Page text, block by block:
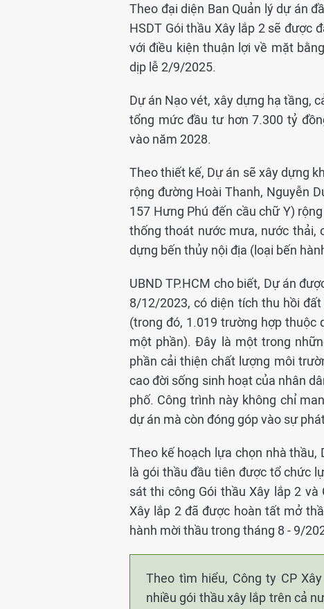
Theo đại diện Ban Quản lý dự án
HSDT Gói thầu Xây lắp 2 sẽ được
với điều kiện thuận lợi về mặt
dịp lễ 2/9/2025.
Dự án Nạo vét, xây dựng hạ tầng,
tổng mức đầu tư hơn 7.300 tỷ
vào năm 2028.
Theo thiết kế, Dự án sẽ xây dựng
rộng đường Hoài Thanh, Nguyễn
157 Hưng Phú đến cầu chữ Y)
thống thoát nước mưa, nước thải,
dựng bến thủy nội địa (loại bến
UBND TP.HCM cho biết, Dự án
8/12/2023, có diện tích thu hồi
(trong đó, 1.019 trường hợp thuộc
một phần). Đây là một trong
phần cải thiện chất lượng môi
cao đời sống sinh hoạt của nhân
phố. Công trình này không chỉ
dự án mà còn đóng góp vào sự
Theo kế hoạch lựa chọn nhà thầu,
là gói thầu đầu tiên được tổ chức
sát thi công Gói thầu Xây lắp 2
Xây lắp 2 đã được hoàn tất mở
hành mời thầu trong tháng 8 - 9/
Theo tìm hiểu, Công ty CP
nhiều gói thầu xây lắp trên cả